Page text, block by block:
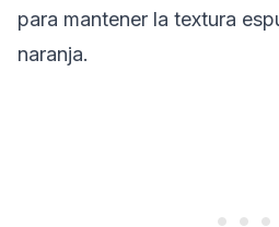
para mantener la textura
naranja.